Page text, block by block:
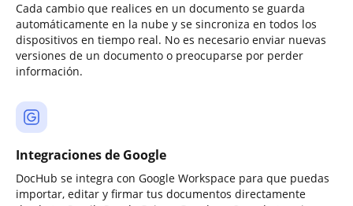
Cada cambio que realices en un documento se guarda
automáticamente en la nube y se sincroniza en todos los
dispositivos en tiempo real. No es necesario enviar nuevas
versiones de un documento o preocuparse por perder
información.
Integraciones de Google
DocHub se integra con Google Workspace para que puedas
importar, editar y firmar tus documentos directamente